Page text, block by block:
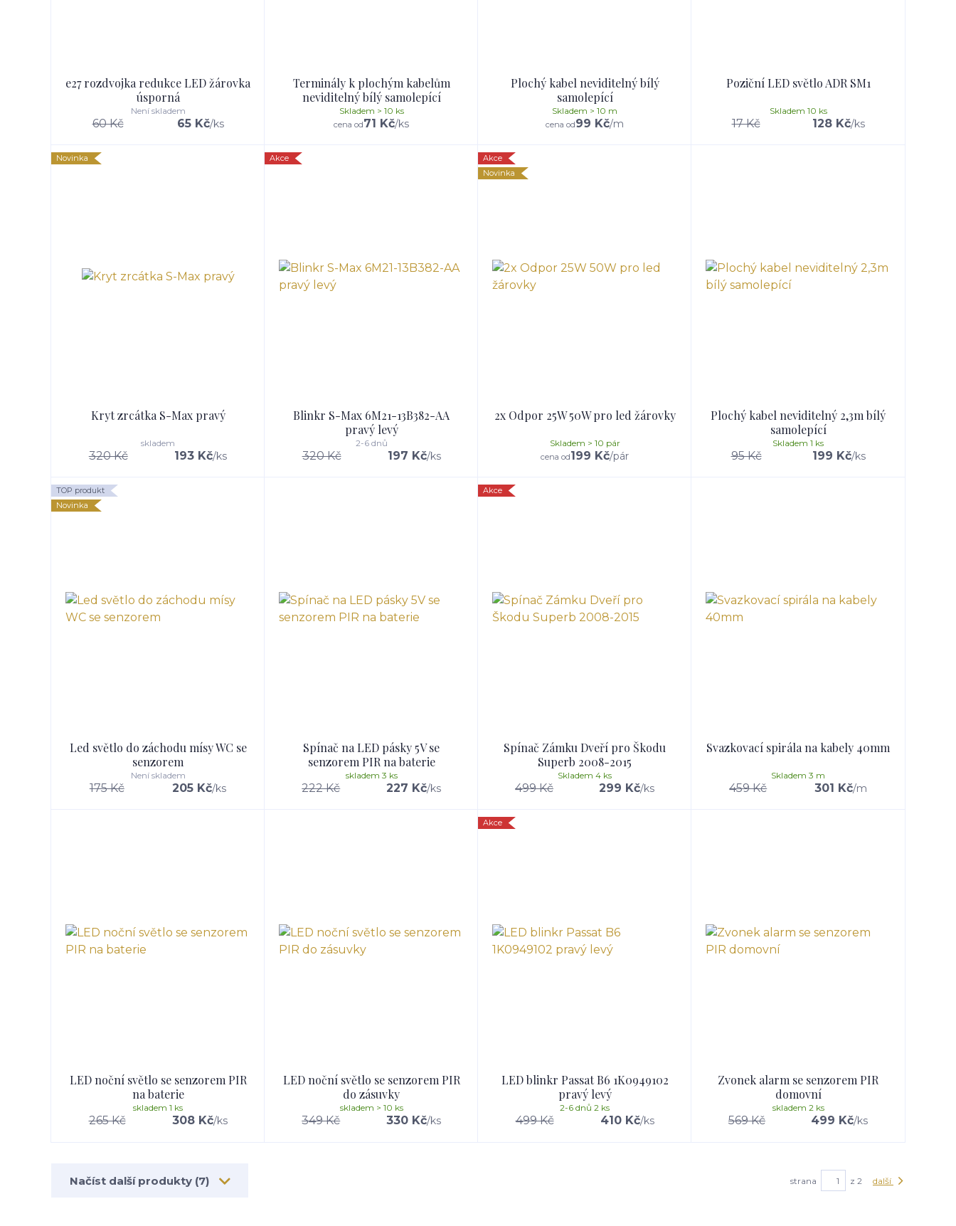
e27 rozdvojka redukce LED žárovka
úsporná
60 Kč 65 Kč/ks
Není skladem
Terminály k plochým kabelům
neviditelný bílý samolepící
cena od71 Kč/ks
Skladem > 10 ks
Plochý kabel neviditelný bílý
samolepící
cena od99 Kč/m
Skladem > 10 m
Poziční LED světlo ADR SM1
17 Kč 128 Kč/ks
Skladem 10 ks
Novinka
Kryt zrcátka S-Max pravý
320 Kč 193 Kč/ks
skladem
Akce
Blinkr S-Max 6M21-13B382-AA
pravý levý
320 Kč 197 Kč/ks
2-6 dnů
Akce
Novinka
2x Odpor 25W 50W pro led žárovky
cena od199 Kč/pár
Skladem > 10 pár
Plochý kabel neviditelný 2,3m bílý
samolepící
95 Kč 199 Kč/ks
Skladem 1 ks
TOP produkt
Novinka
Led světlo do záchodu mísy WC se
senzorem
175 Kč 205 Kč/ks
Není skladem
Spínač na LED pásky 5V se
senzorem PIR na baterie
222 Kč 227 Kč/ks
skladem 3 ks
Akce
Spínač Zámku Dveří pro Škodu
Superb 2008-2015
499 Kč 299 Kč/ks
Skladem 4 ks
Svazkovací spirála na kabely 40mm
459 Kč 301 Kč/m
Skladem 3 m
LED noční světlo se senzorem PIR
na baterie
265 Kč 308 Kč/ks
skladem 1 ks
LED noční světlo se senzorem PIR
do zásuvky
349 Kč 330 Kč/ks
skladem > 10 ks
Akce
LED blinkr Passat B6 1K0949102
pravý levý
499 Kč 410 Kč/ks
2-6 dnů 2 ks
Zvonek alarm se senzorem PIR
domovní
569 Kč 499 Kč/ks
skladem 2 ks
Načíst další produkty (7) strana z 2 další